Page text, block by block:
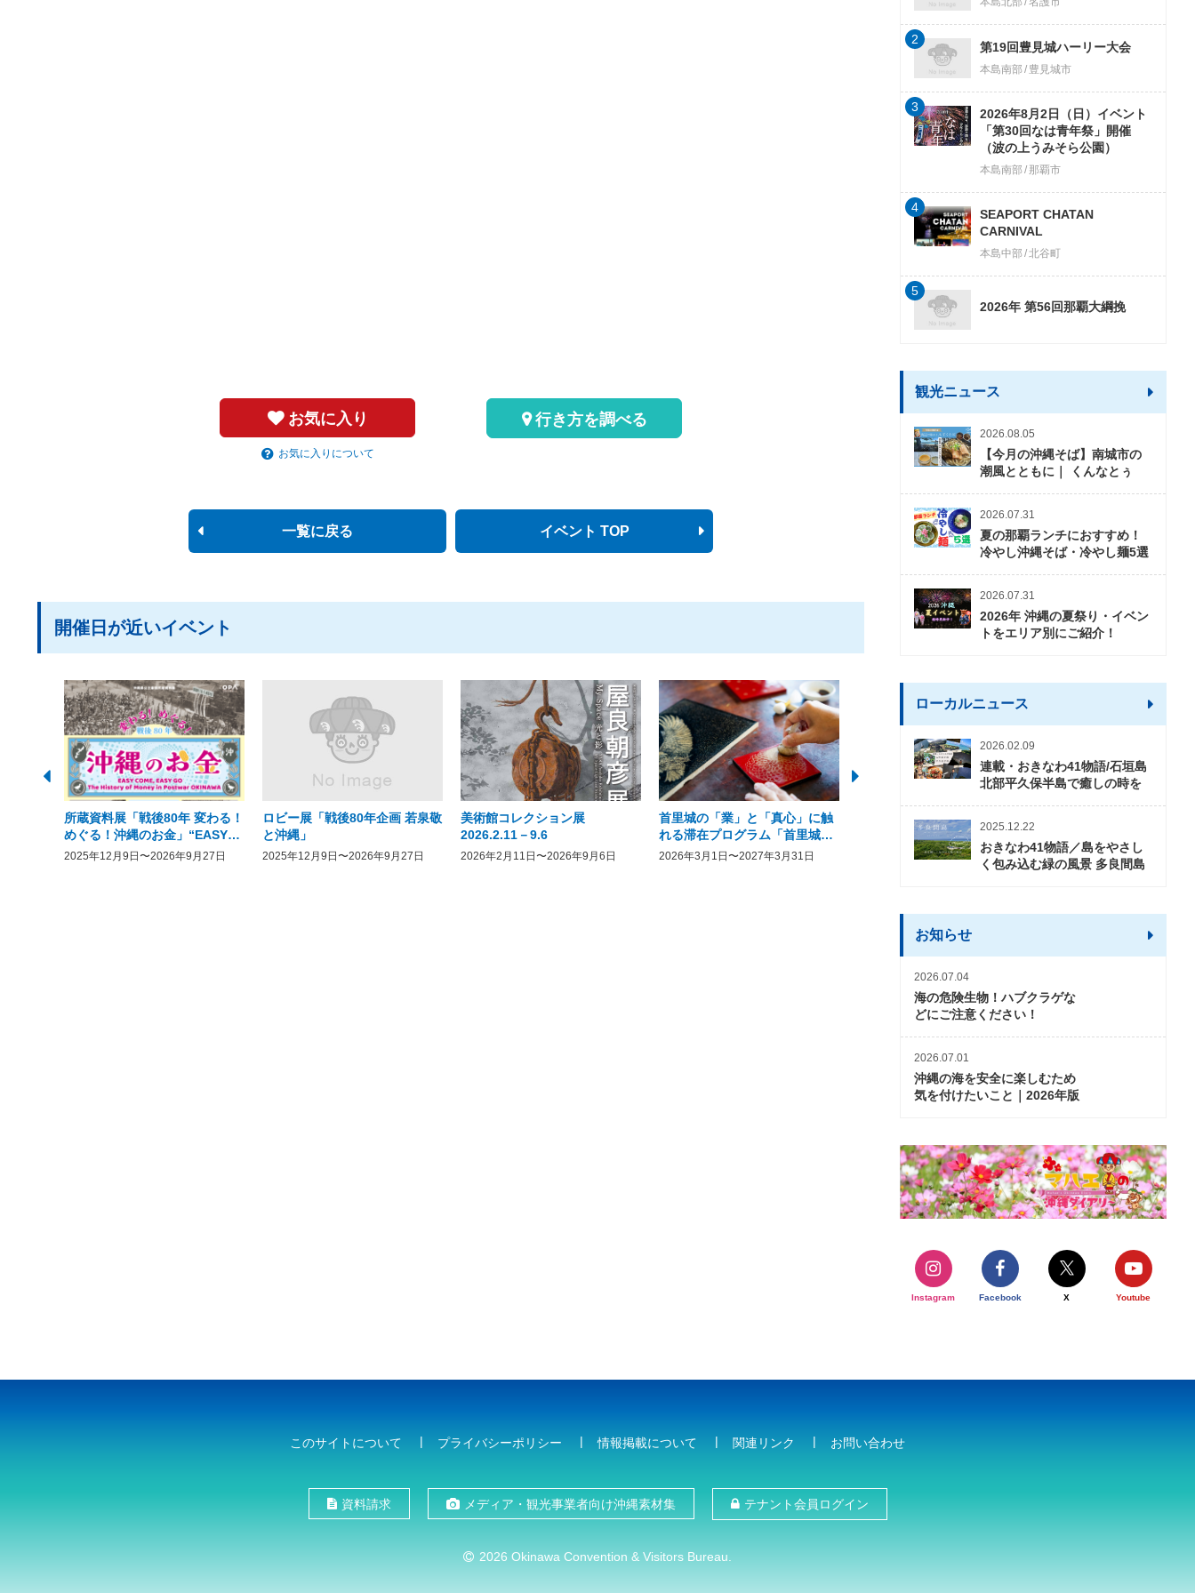
お気に入り
お気に入りについて
行き方を調べる
一覧に戻る イベント TOP
開催日が近いイベント
所蔵資料展「戦後80年 変わる！
めぐる！沖縄のお金」“EASY
COME, EASY GO － The
2025年12月9日〜2026年9月27日
ロビー展「戦後80年企画 若泉敬
と沖縄」
2025年12月9日〜2026年9月27日
美術館コレクション展
2026.2.11－9.6
2026年2月11日〜2026年9月6日
首里城の「業」と「真心」に触
れる滞在プログラム「首里城を
彩る紅～琉球のちむぐくる～」
2026年3月1日〜2027年3月31日
2026年度 かりゆしビーチ営業
期間および営業時間のお知らせ
2026年3月5日〜2026年10月31日 2026年3月20日〜2026年11
第19回豊見城ハーリー大会
本島南部 豊見城市
2
2026年8月2日（日）イベント
「第30回なは青年祭」開催
（波の上うみそら公園）
本島南部 那覇市
3
SEAPORT CHATAN
CARNIVAL
本島中部 北谷町
4
2026年 第56回那覇大綱挽
5
観光ニュース
2026.08.05
【今月の沖縄そば】南城市の
潮風とともに｜ くんなとぅ
2026.07.31
夏の那覇ランチにおすすめ！
冷やし沖縄そば・冷やし麺5選
2026.07.31
2026年 沖縄の夏祭り・イベン
トをエリア別にご紹介！
ローカルニュース
2026.02.09
連載・おきなわ41物語/石垣島
北部平久保半島で癒しの時を
2025.12.22
おきなわ41物語／島をやさし
く包み込む緑の風景 多良間島
お知らせ
2026.07.04
海の危険生物！ハブクラゲな
どにご注意ください！
2026.07.01
沖縄の海を安全に楽しむため
気を付けたいこと｜2026年版
Instagram Facebook X Youtube
このサイトについて プライバシーポリシー 情報掲載について 関連リンク お問い合わせ
資料請求 メディア・観光事業者向け沖縄素材集 テナント会員ログイン
2026 Okinawa Convention & Visitors Bureau.